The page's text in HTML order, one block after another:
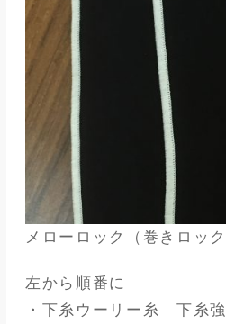
メローロック（巻きロッ
左から順番に
・下糸ウーリー糸 下糸